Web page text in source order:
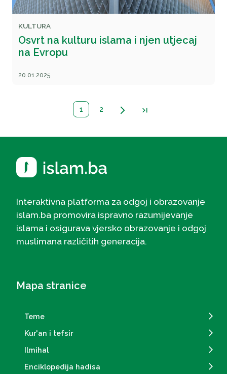
KULTURA
Osvrt na kulturu islama i njen utjecaj
na Evropu
20.01.2025.
1 2 arrow_forward_ios last_page
Interaktivna platforma za odgoj i obrazovanje
islam.ba promovira ispravno razumijevanje
islama i osigurava vjersko obrazovanje i odgoj
muslimana različitih generacija.
Mapa stranice
Teme
Kur'an i tefsir
Ilmihal
Enciklopedija hadisa